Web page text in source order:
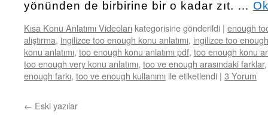
yönünden de birbirine bir o kadar zıt. …
Kısa Konu Anlatımı Videoları kategorisine gönderildi | enough
alıştırma, ingilizce too enough konu anlatımı, ingilizce too
konu anlatımı, too enough konu anlatımı pdf, too enough konu
too enough very konu anlatımı, too ve enough arasındaki farklar
enough farkı, too ve enough kullanımı ile etiketlendi | 3 Yorum
← Eski yazılar